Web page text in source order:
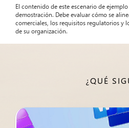
El contenido de este escenario de
demostración. Debe evaluar cómo se
comerciales, los requisitos regulatorios y
de su organización.
¿QUÉ